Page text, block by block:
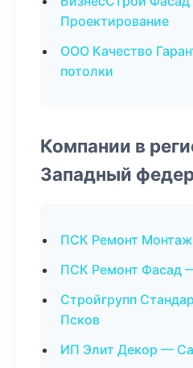
Проектирование
ООО Качество
потолки
Компании в
Западный
ПСК Ремонт
ПСК Ремонт Фасад
Стройгрупп
Псков
ИП Элит Декор —